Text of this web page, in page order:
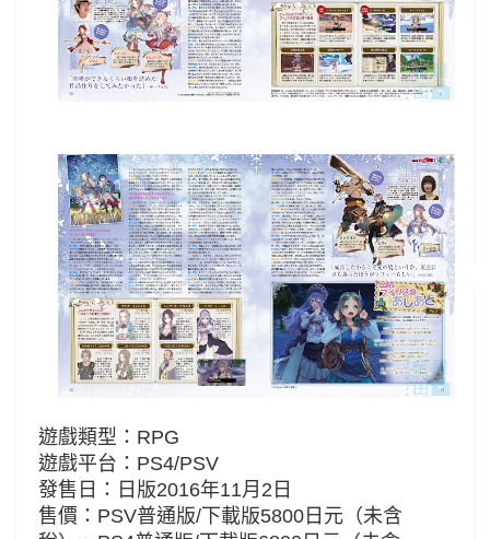
遊戲類型：RPG
遊戲平台：PS4/PSV
發售日： 日版2016年11月2日
售價： PSV普通版/下載版5800日元（未含